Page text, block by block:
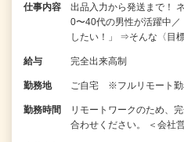
仕事内容
出品入力から発送まで！
0〜40代の男性が活躍中／
したい！」 ⇒そんな〈目
給与 完全出来高制
勤務地 ご自宅 ※フルリモート勤
勤務時間
リモートワークのため、
合わせください。 ＜会社